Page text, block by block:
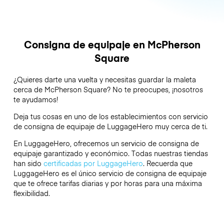
Consigna de equipaje en McPherson
Square
¿Quieres darte una vuelta y necesitas guardar la maleta
cerca de McPherson Square? No te preocupes, ¡nosotros
te ayudamos!
Deja tus cosas en uno de los establecimientos con servicio
de consigna de equipaje de LuggageHero muy cerca de ti.
En LuggageHero, ofrecemos un servicio de consigna de
equipaje garantizado y económico. Todas nuestras tiendas
han sido certificadas por LuggageHero. Recuerda que
LuggageHero es el único servicio de consigna de equipaje
que te ofrece tarifas diarias y por horas para una máxima
flexibilidad.